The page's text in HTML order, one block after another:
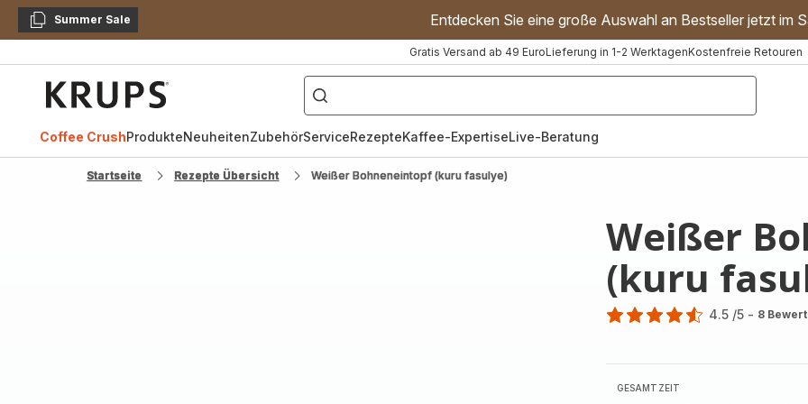
KopierenSummer Sale Entdecken Sie eine große Auswahl an Bestseller jetzt im
Gratis Versand ab 49 EuroLieferung in 1-2 WerktagenKostenfreie Retouren
["Kaffeevollautomat","Handmixer","Waffeleisen"]
Coffee CrushProdukteNeuheitenZubehörServiceRezepteKaffee-ExpertiseLive-Beratung
Startseite Rezepte Übersicht Weißer Bohneneintopf (kuru fasulye)
Weißer
(kuru
4.5 /5 - 8
GESAMTZEIT